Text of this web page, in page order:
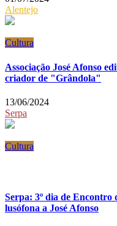
Alentejo
Cultura
Associação José Afonso
criador de "Grândola"
13/06/2024
Serpa
Cultura
Serpa: 3º dia de Encontro
lusófona a José Afonso